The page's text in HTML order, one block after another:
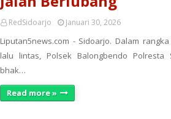
RedSidoarjo Januari 30, 2026
Liputan5news.com - Sidoarjo. Dalam
lalu lintas, Polsek Balongbendo Polresta
bhak…
Read more »